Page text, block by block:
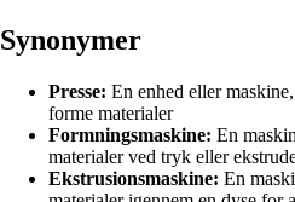
Synonymer
Presse: En enhed eller
forme materialer
Formningsmaskine: En
materialer ved tryk eller
Ekstrusionsmaskine: En